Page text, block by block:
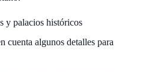
y palacios históricos
cuenta algunos detalles para